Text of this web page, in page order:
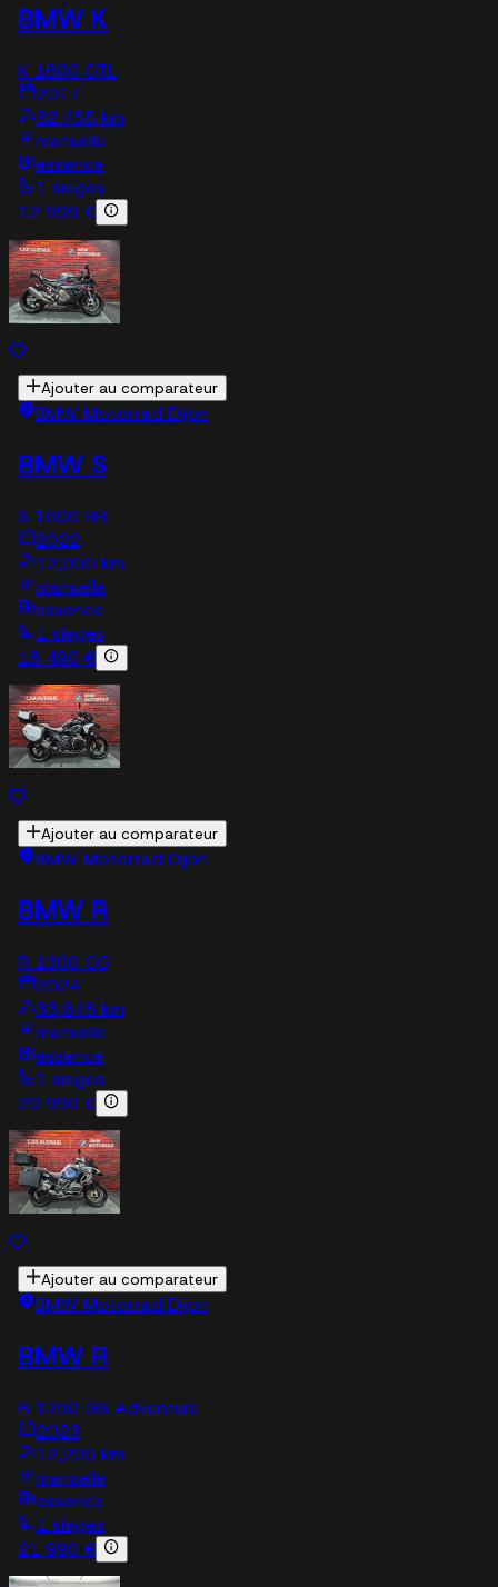
BMW K
K 1600 GTL
2017
32,455 km
manuelle
essence
1 sieges
12 999 €
Ajouter au comparateur
BMW Motorrad Dijon
BMW S
S 1000 RR
2022
12,000 km
manuelle
essence
1 sieges
18 490 €
Ajouter au comparateur
BMW Motorrad Dijon
BMW R
R 1300 GS
2024
33,648 km
manuelle
essence
1 sieges
20 990 €
Ajouter au comparateur
BMW Motorrad Dijon
BMW R
R 1250 GS Adventure
2023
12,200 km
manuelle
essence
1 sieges
21 990 €